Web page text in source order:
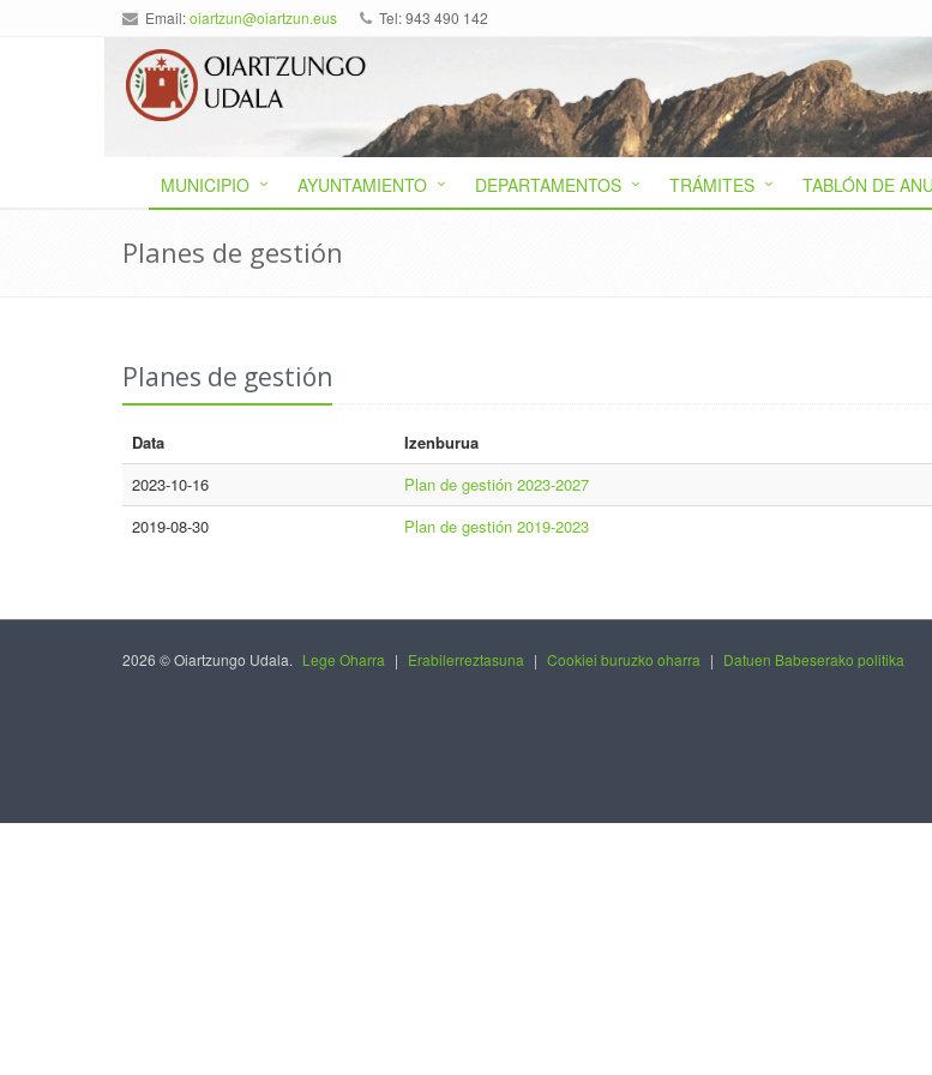
Email:oiartzun@oiartzun.eus Tel: 943 490 142
MUNICIPIO AYUNTAMIENTO DEPARTAMENTOS TRÁMITES TABLÓN DE
Planes de gestión
Planes de gestión
Data Izenburua
2023-10-16
Plan de gestión 2023-2027
2019-08-30
Plan de gestión 2019-2023
2026 © Oiartzungo Udala. Lege Oharra | Erabilerreztasuna | Cookiei buruzko oharra | Datuen Babeserako politika